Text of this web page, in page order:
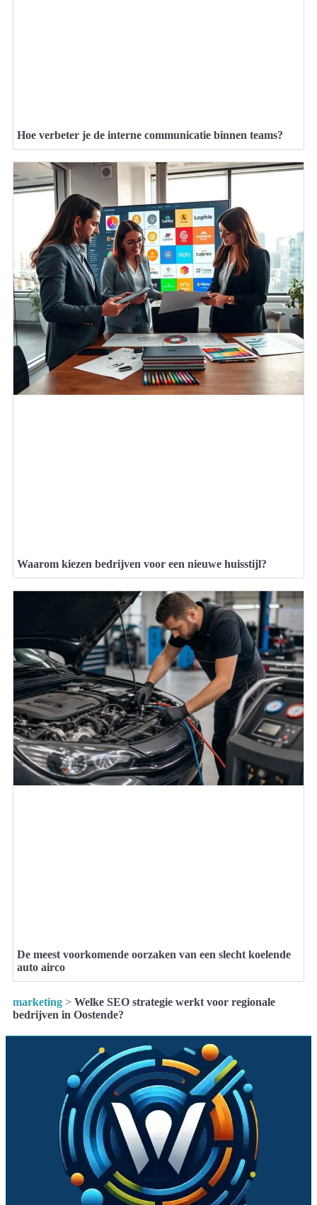
Hoe verbeter je de interne communicatie binnen teams?
Waarom kiezen bedrijven voor een nieuwe huisstijl?
De meest voorkomende oorzaken van een slecht koelende
auto airco
marketing > Welke SEO strategie werkt voor regionale
bedrijven in Oostende?